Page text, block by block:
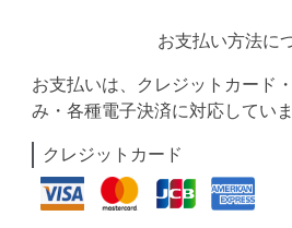
お支払い方法に
お支払いは、クレジットカード
み・各種電子決済に対応していま
クレジットカード